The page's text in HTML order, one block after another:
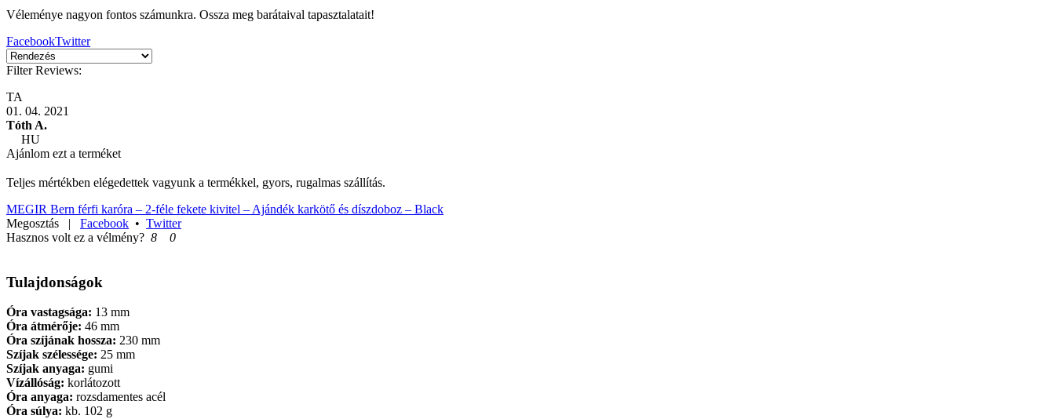
Véleménye nagyon fontos számunkra. Ossza meg barátaival tapasztalatait!
FacebookTwitter
Filter Reviews:
TA
01. 04. 2021
Tóth A.
HU
Ajánlom ezt a terméket
Teljes mértékben elégedettek vagyunk a termékkel, gyors, rugalmas szállítás.
MEGIR Bern férfi karóra – 2-féle fekete kivitel – Ajándék karkötő és díszdoboz – Black
Megosztás
| Facebook • Twitter
Hasznos volt ez a vélmény? 8 0
Tulajdonságok
Óra vastagsága: 13 mm
Óra átmérője: 46 mm
Óra szíjának hossza: 230 mm
Szíjak szélessége: 25 mm
Szíjak anyaga: gumi
Vízállóság: korlátozott
Óra anyaga: rozsdamentes acél
Óra súlya: kb. 102 g